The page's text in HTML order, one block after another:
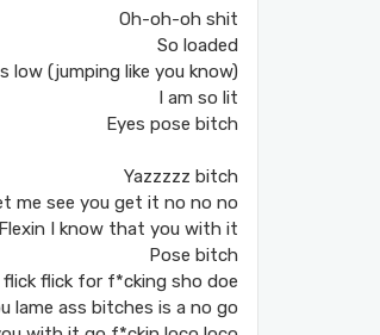
Oh-oh-oh shit
So loaded
low (jumping like you know)
I am so lit
Eyes pose bitch
Yazzzzz bitch
me see you get it no no no
Flexin I know that you with it
Pose bitch
flick for f*cking sho doe
lame ass bitches is a no go